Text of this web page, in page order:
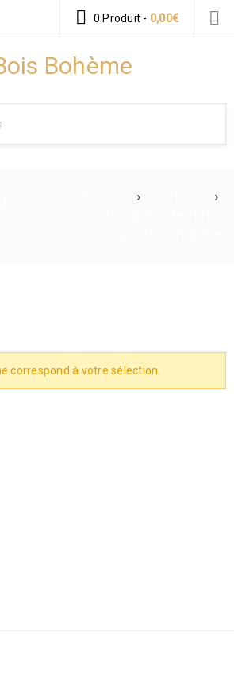
0 Produit - 0,00€
›
›
correspond à votre sélection.